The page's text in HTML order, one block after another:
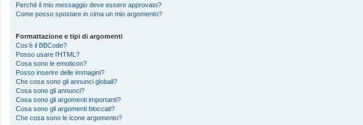
Perché il mio messaggio deve essere approvato?
Come posso spostare in cima un mio argomento?
Formattazione e tipi di argomenti
Cos’è il BBCode?
Posso usare l’HTML?
Cosa sono le emoticon?
Posso inserire delle immagini?
Che cosa sono gli annunci globali?
Cosa sono gli annunci?
Cosa sono gli argomenti importanti?
Cosa sono gli argomenti bloccati?
Che cosa sono le icone argomento?